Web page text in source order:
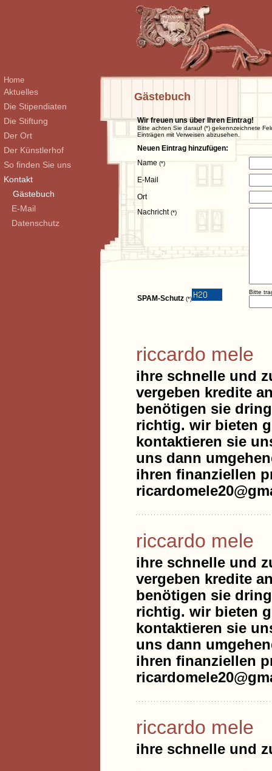
Home
Aktuelles
Die Stipendiaten
Die Stiftung
Der Ort
Der Künstlerhof
So finden Sie uns
Kontakt
Gästebuch
E-Mail
Datenschutz
Gästebuch
Wir freuen uns über Ihren Eintrag!
Bitte achten Sie darauf (*) gekennzeichnete
Einträgen mit Verweisen abzusehen.
Neuen Eintrag hinzufügen:
Name (*)
E-Mail
Ort
Nachricht(*)
SPAM-Schutz (*)
Bitte
riccardo mele
ihre schnelle und
vergeben kredite
benötigen sie
richtig. wir bieten
kontaktieren sie
uns dann
ihren finanziellen
riccardo mele
ihre schnelle und
vergeben kredite
benötigen sie
richtig. wir bieten
kontaktieren sie
uns dann
ihren finanziellen
riccardo mele
ihre schnelle und